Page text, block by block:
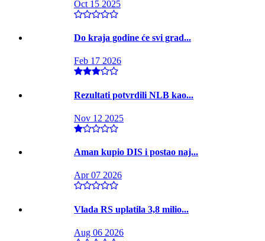
Oct 15 2025
Do kraja godine će svi grad...
Feb 17 2026
Rezultati potvrdili NLB kao...
Nov 12 2025
Aman kupio DIS i postao naj...
Apr 07 2026
Vlada RS uplatila 3,8 milio...
Aug 06 2026